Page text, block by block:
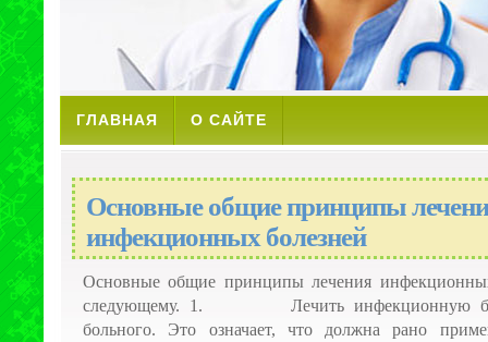
ГЛАВНАЯ О САЙТЕ
Основные общие принципы
инфекционных болезней
Основные общие принципы лечения
следующему. 1. Лечить инфекционную
больного. Это означает, что должна рано